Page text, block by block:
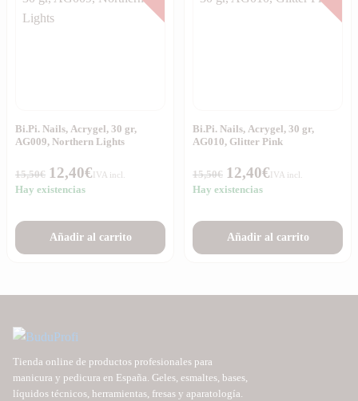
Bi.Pi. Nails, Acrygel, 30 gr,
AG009, Northern Lights
15,50€ 12,40€ IVA incl.
Hay existencias
Añadir al carrito
Bi.Pi. Nails, Acrygel, 30 gr,
AG010, Glitter Pink
15,50€ 12,40€ IVA incl.
Hay existencias
Añadir al carrito
Tienda online de productos profesionales para
manicura y pedicura en España. Geles, esmaltes, bases,
líquidos técnicos, herramientas, fresas y aparatología.